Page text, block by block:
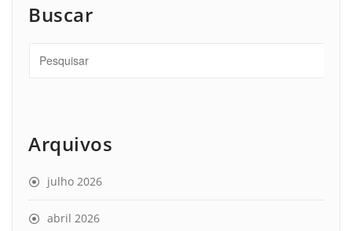
Buscar
Arquivos
julho 2026
abril 2026